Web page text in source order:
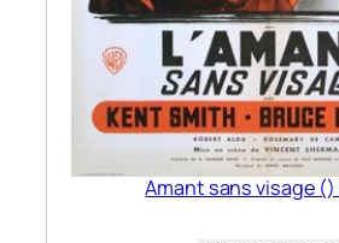
Amant sans visage ()